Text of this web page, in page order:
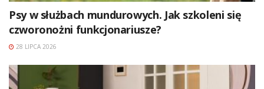
Psy w służbach mundurowych. Jak szkoleni się
czworonożni funkcjonariusze?
28 LIPCA 2026